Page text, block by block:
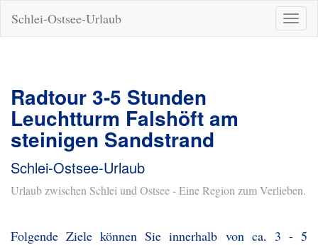
ein-/
Schlei-Ostsee-Urlaub
Radtour 3-5 Stunden
Leuchtturm Falshöft am
steinigen Sandstrand
Schlei-Ostsee-Urlaub
Urlaub zwischen Schlei und Ostsee - Eine Region zum Verlieben.
Folgende Ziele können Sie innerhalb von ca. 3 - 5